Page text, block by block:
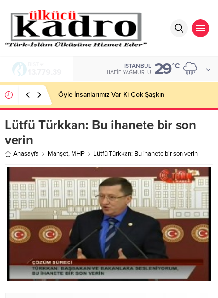
İSTANBUL
HAFIF YAĞMURLU 29°C
Öyle İnsanlarımız Var Ki Çok Şaşkın
Lütfü Türkkan: Bu ihanete bir son
verin
Anasayfa Manşet, MHP Lütfü Türkkan: Bu ihanete bir son verin